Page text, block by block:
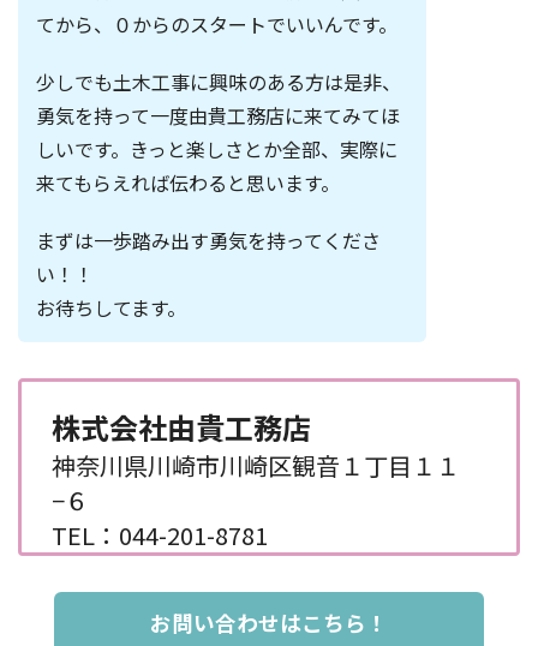
てから、０からのスタートでいいんです。
少しでも土木工事に興味のある方は是非、
勇気を持って一度由貴工務店に来てみてほ
しいです。きっと楽しさとか全部、実際に
来てもらえれば伝わると思います。
まずは一歩踏み出す勇気を持ってくださ
い！！
お待ちしてます。
株式会社由貴工務店
神奈川県川崎市川崎区観音１丁目１１
−６
TEL：044-201-8781
お問い合わせはこちら！